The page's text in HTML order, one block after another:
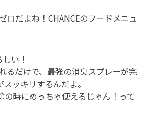
だよね！CHANCEのフードメニュ
い！
るだけで、最強の消臭スプレーが完
ッキリするんだよ。
時にめっちゃ使えるじゃん！って